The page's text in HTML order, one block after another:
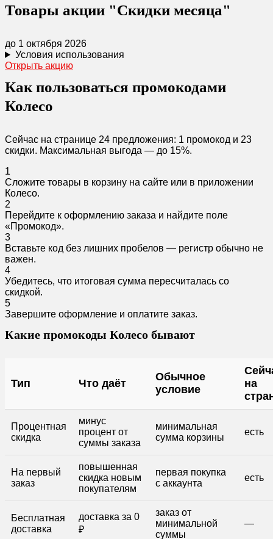
Товары акции "Скидки месяца"
до 1 октября 2026
Условия использования
Открыть акцию
Как пользоваться промокодами
Колесо
Сейчас на странице 24 предложения: 1 промокод и 23
скидки. Максимальная выгода — до 15%.
1
Сложите товары в корзину на сайте или в приложении
Колесо.
2
Перейдите к оформлению заказа и найдите поле
«Промокод».
3
Вставьте код без лишних пробелов — регистр обычно не
важен.
4
Убедитесь, что итоговая сумма пересчиталась со
скидкой.
5
Завершите оформление и оплатите заказ.
Какие промокоды Колесо бывают
Тип Что даёт
Обычное
условие
на
Процентная
скидка
минус
процент от
суммы заказа
минимальная
сумма корзины
есть
На первый
заказ
повышенная
скидка новым
покупателям
первая покупка
с аккаунта
есть
Бесплатная
доставка
доставка за 0
₽
заказ от
минимальной
суммы
—